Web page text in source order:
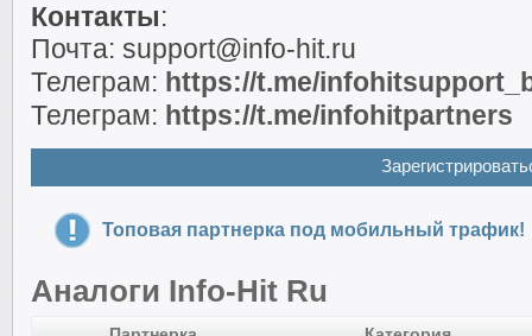
Контакты:
Почта: support@info-hit.ru
Телеграм: https://t.me/
Телеграм: https://t.me/infohitpartners
Топовая партнерка под мобильный трафик!
Аналоги Info-Hit Ru